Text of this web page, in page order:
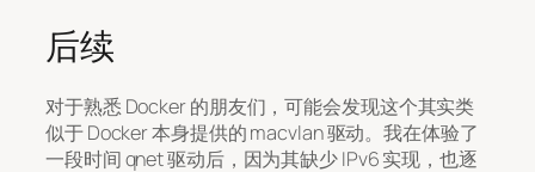
后续
对于熟悉 Docker 的朋友们，可能会发现这个其实类
似于 Docker 本身提供的 macvlan 驱动。我在体验了
一段时间 qnet 驱动后，因为其缺少 IPv6 实现，也逐